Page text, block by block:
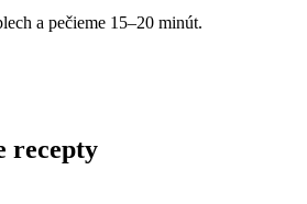
a pečieme 15–20 minút.
recepty